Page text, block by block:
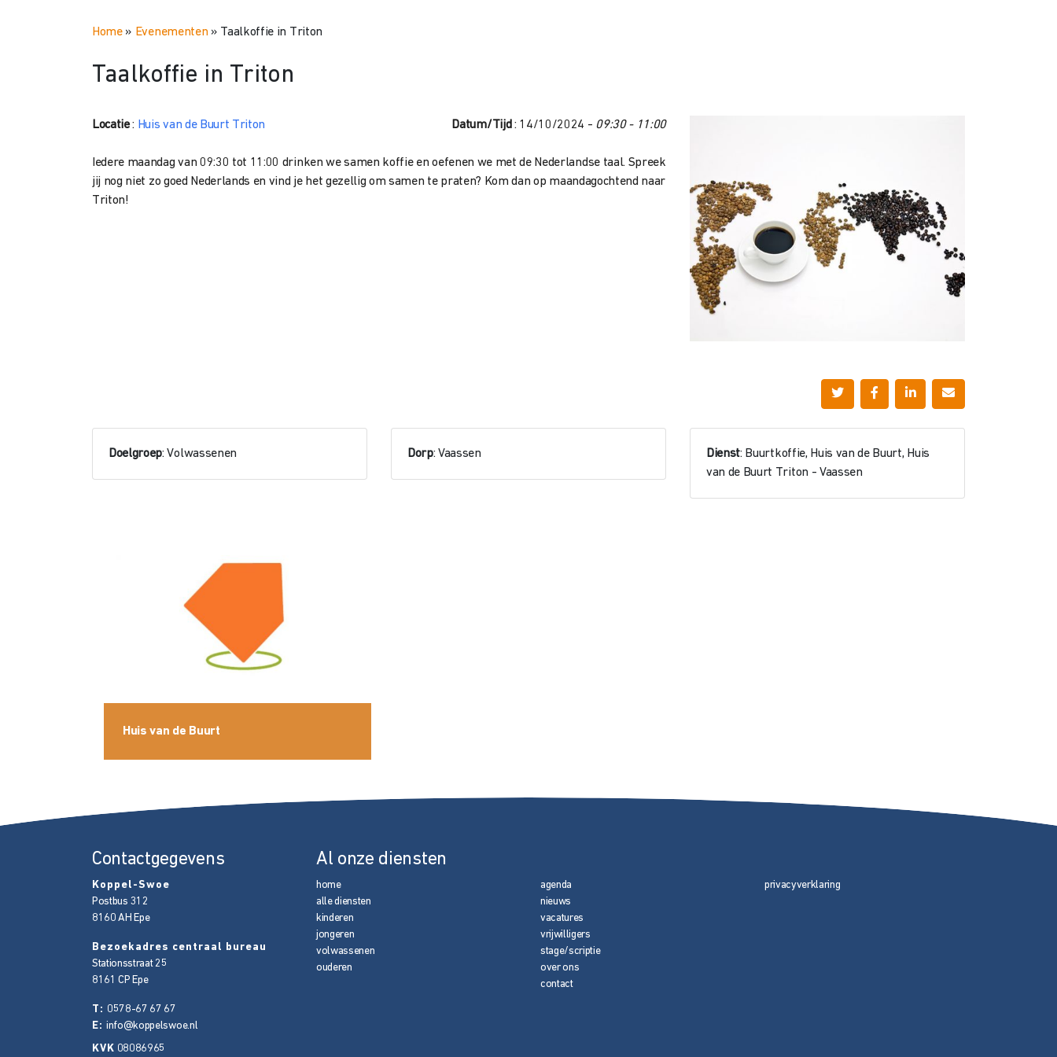
Home» Evenementen» Taalkoffie in Triton
Taalkoffie in Triton
Locatie: Huis van de Buurt Triton Datum/Tijd : 14/10/2024 - 09:30 - 11:00
Iedere maandag van 09:30 tot 11:00 drinken we samen koffie en oefenen we met de Nederlandse taal. Spreek
jij nog niet zo goed Nederlands en vind je het gezellig om samen te praten? Kom dan op maandagochtend naar
Triton!
Doelgroep: Volwassenen Dorp: Vaassen Dienst: Buurtkoffie, Huis van de Buurt, Huis
van de Buurt Triton - Vaassen
Huis van de Buurt
Contactgegevens
Koppel-Swoe
Postbus 312
8160 AH Epe
Bezoekadres centraal bureau
Stationsstraat 25
8161 CP Epe
T: 0578-67 67 67
E: info@koppelswoe.nl
KVK 08086965
Al onze diensten
home
alle diensten
kinderen
jongeren
volwassenen
ouderen
agenda
nieuws
vacatures
vrijwilligers
stage/scriptie
over ons
contact
privacyverklaring